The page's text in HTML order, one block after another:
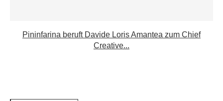
Pininfarina beruft Davide Loris Amantea zum Chief
Creative...